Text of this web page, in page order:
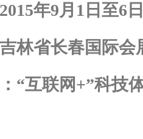
2015年9月 1 日至6
林省长春国际会
互联网+”科技